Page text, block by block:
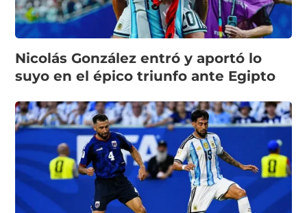
Nicolás González entró y aportó lo
suyo en el épico triunfo ante Egipto